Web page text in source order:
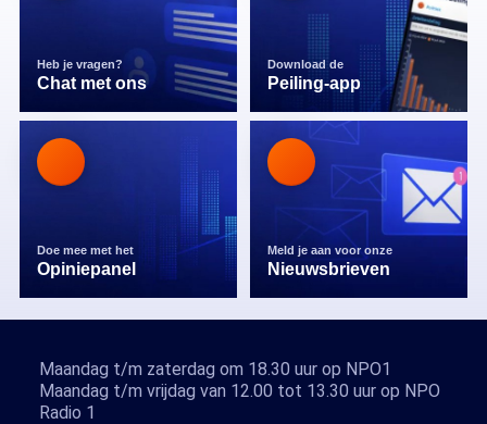
Heb je vragen?
Chat met ons
Download de
Peiling-app
Doe mee met het
Opiniepanel
Meld je aan voor onze
Nieuwsbrieven
Maandag t/m zaterdag om 18.30 uur op NPO1
Maandag t/m vrijdag van 12.00 tot 13.30 uur op NPO
Radio 1